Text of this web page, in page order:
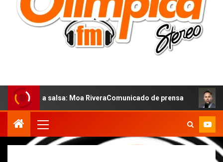
salsa: Moa RiveraComunicado de prensa MARCOS